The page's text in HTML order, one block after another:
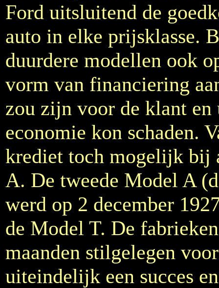
Ford uitsluitend de
auto in elke prijsklasse.
duurdere modellen ook
vorm van financiering
zou zijn voor de klant
economie kon schaden.
krediet toch mogelijk bij
A. De tweede Model A
werd op 2 december
de Model T. De
maanden stilgelegen
uiteindelijk een succes